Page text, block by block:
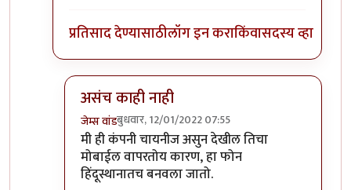
प्रतिसाद देण्यासाठीलॉग इन कराकिंवासदस्य व्हा
असंच काही नाही
जेम्स वांडबुधवार, 12/01/2022 07:55
In reply toया फोन बद्दल तुमचा review काय
मी ही कंपनी चायनीज असुन देखील तिचा
मोबाईल वापरतोय कारण, हा फोन
हिंदूस्थानातच बनवला जातो.